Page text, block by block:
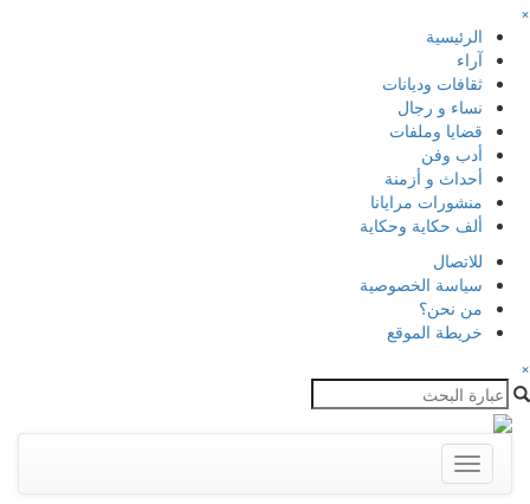
×
الرئيسية
آراء
ثقافات وديانات
نساء و رجال
قضايا وملفات
أدب وفن
أحداث و أزمنة
منشورات مرايانا
ألف حكاية وحكاية
للاتصال
سياسة الخصوصية
من نحن؟
خريطة الموقع
×
Toggle
navigation